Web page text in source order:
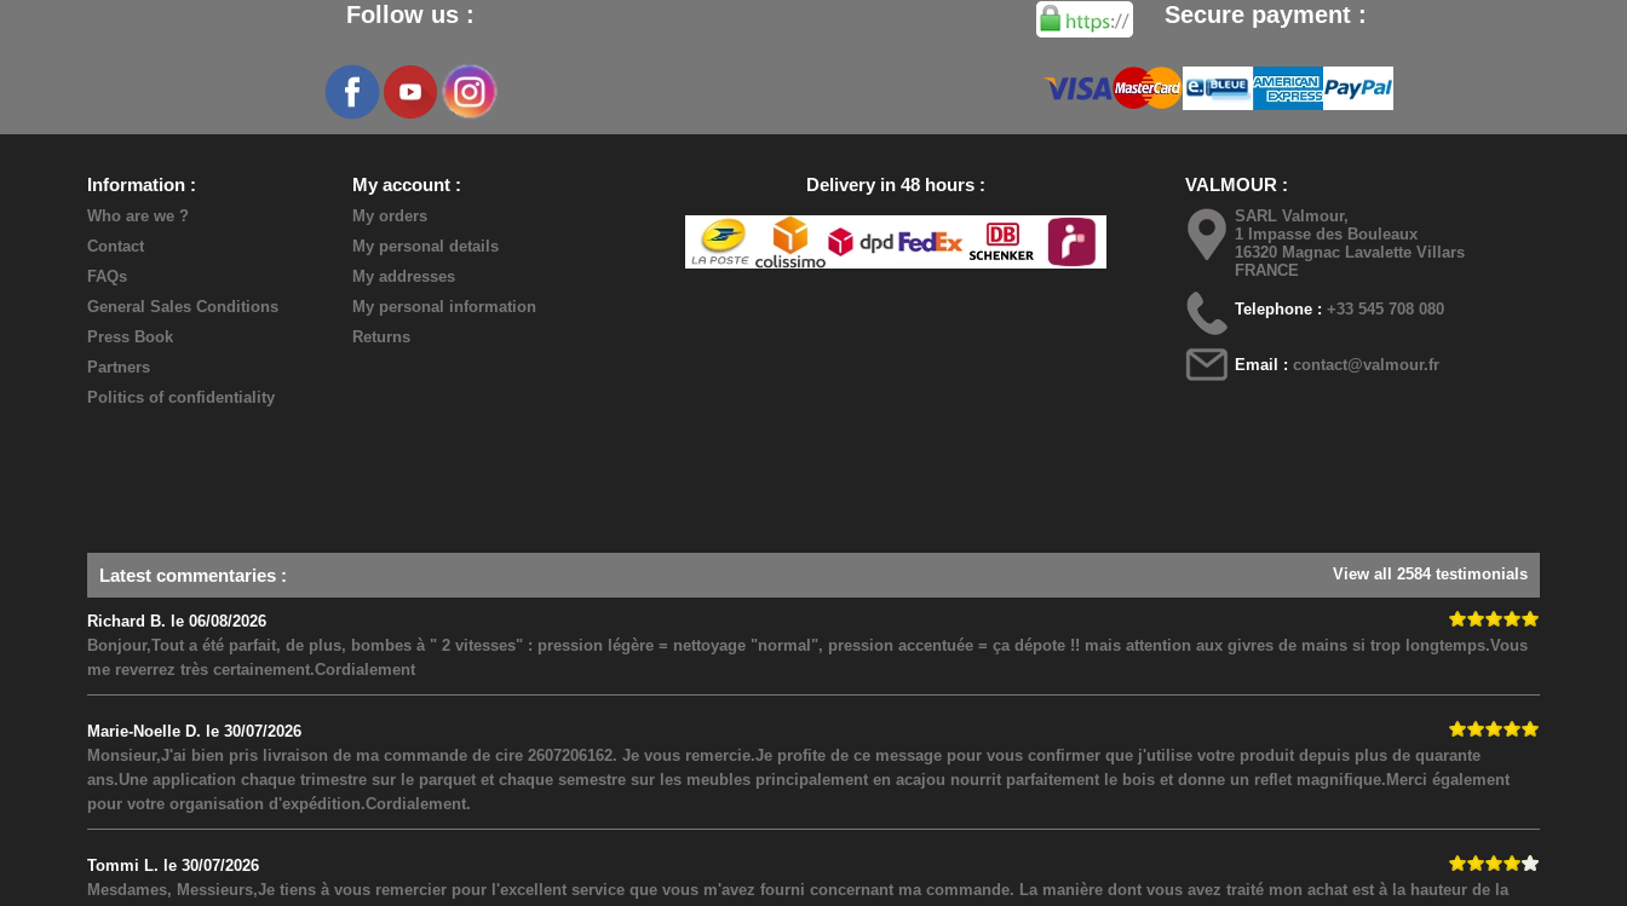
Follow us : Secure payment :
Information
Who are we ?
Contact
FAQs
General Sales Conditions
Press Book
Partners
Politics of confidentiality
My account
My orders
My personal details
My addresses
My personal information
Returns
Delivery in 48 hours VALMOUR
SARL Valmour,
1 Impasse des Bouleaux
16320 Magnac Lavalette Villars
FRANCE
Telephone :+33 545 708 080
Email :contact@valmour.fr
Latest commentaries : View all 2584 testimonials
Richard B. le 06/08/2026
Bonjour,Tout a été parfait, de plus, bombes à " 2 vitesses" : pression légère = nettoyage "normal", pression accentuée = ça dépote !! mais attention aux givres de mains si trop longtemps.Vous
me reverrez très certainement.Cordialement
Marie-Noelle D. le 30/07/2026
Monsieur,J'ai bien pris livraison de ma commande de cire 2607206162. Je vous remercie.Je profite de ce message pour vous confirmer que j'utilise votre produit depuis plus de quarante
ans.Une application chaque trimestre sur le parquet et chaque semestre sur les meubles principalement en acajou nourrit parfaitement le bois et donne un reflet magnifique.Merci également
pour votre organisation d'expédition.Cordialement.
Tommi L. le 30/07/2026
Mesdames, Messieurs,Je tiens à vous remercier pour l'excellent service que vous m'avez fourni concernant ma commande. La manière dont vous avez traité mon achat est à la hauteur de la